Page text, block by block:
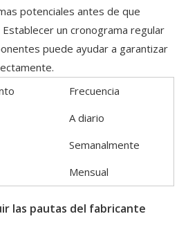
potenciales antes de que
un cronograma regular
puede ayudar a garantizar
Frecuencia
A diario
Semanalmente
Mensual
las pautas del fabricante